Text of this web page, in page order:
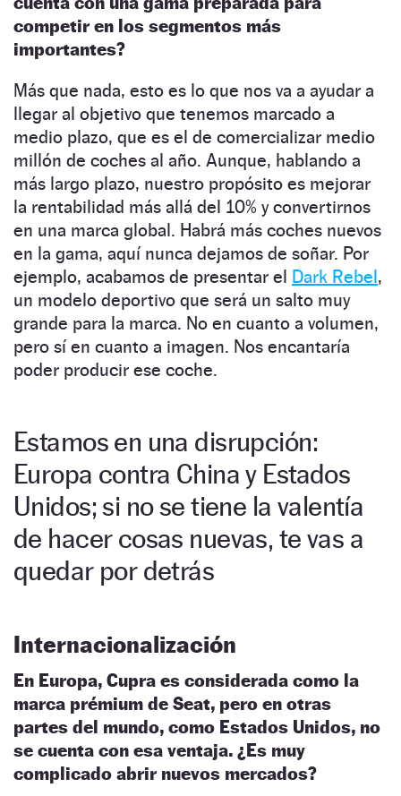
competir en los segmentos más
importantes?
Más que nada, esto es lo que nos va a ayudar a
llegar al objetivo que tenemos marcado a
medio plazo, que es el de comercializar medio
millón de coches al año. Aunque, hablando a
más largo plazo, nuestro propósito es mejorar
la rentabilidad más allá del 10% y convertirnos
en una marca global. Habrá más coches nuevos
en la gama, aquí nunca dejamos de soñar. Por
ejemplo, acabamos de presentar el Dark Rebel ,
un modelo deportivo que será un salto muy
grande para la marca. No en cuanto a volumen,
pero sí en cuanto a imagen. Nos encantaría
poder producir ese coche.
Estamos en una disrupción:
Europa contra China y Estados
Unidos; si no se tiene la valentía
de hacer cosas nuevas, te vas a
quedar por detrás
Internacionalización
En Europa, Cupra es considerada como la
marca prémium de Seat, pero en otras
partes del mundo, como Estados Unidos, no
se cuenta con esa ventaja. ¿Es muy
complicado abrir nuevos mercados?